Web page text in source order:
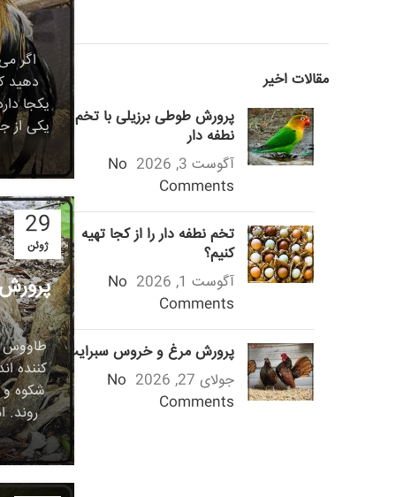
اگر
دهید
یکجا
یکی از
29
ژوئن
طاووس
کننده
شکوه
روند.
مقالات اخیر
پرورش طوطی برزیلی با تخم
نطفه دار
آگوست 3, 2026
No
Comments
تخم نطفه دار را از کجا تهیه
کنیم؟
آگوست 1, 2026
No
Comments
پرورش مرغ و خروس سبرایت
جولای 27, 2026
No
Comments